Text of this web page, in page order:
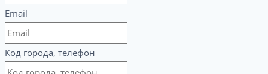
Email
Код города, телефон